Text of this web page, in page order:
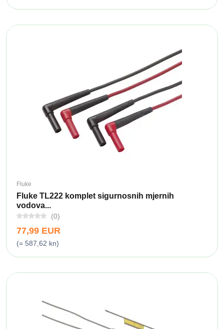
Fluke
Fluke TL222 komplet sigurnosnih mjernih
vodova...
(0)
77,99 EUR
(= 587,62 kn)